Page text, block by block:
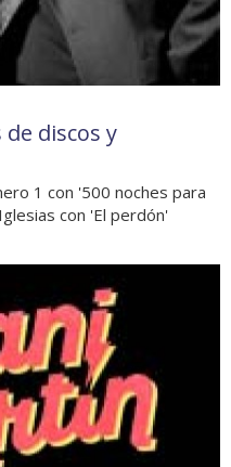
discos y
1 con '500 noches para
con 'El perdón'